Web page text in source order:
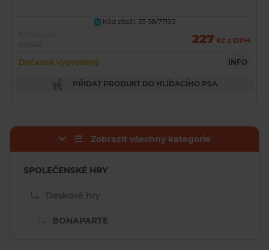
U Kód zboží: 33-38/77193
227 Kč s DPH
Dočasně vyprodaný INFO
PŘIDAT PRODUKT DO HLÍDACÍHO PSA
Zobrazit všechny kategorie
SPOLEČENSKÉ HRY
Deskové hry
BONAPARTE